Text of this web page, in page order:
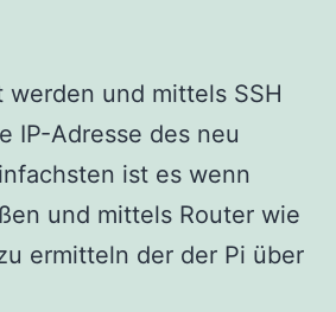
und mittels SSH
IP-Adresse des neu
ist es wenn
und mittels Router wie
ermitteln der der Pi über